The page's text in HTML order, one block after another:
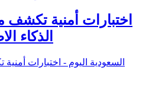
اختبارات أمنية تكشف
الذكاء